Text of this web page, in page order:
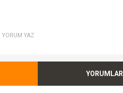
YORUM YAZ
YORUMLAR